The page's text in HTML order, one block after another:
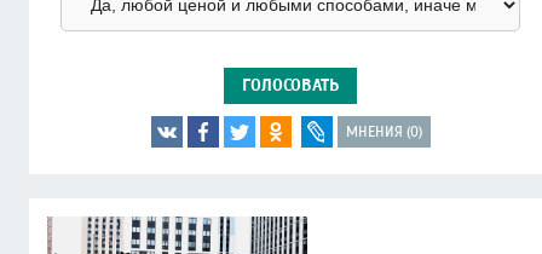
ГОЛОСОВАТЬ
МНЕНИЯ (0)